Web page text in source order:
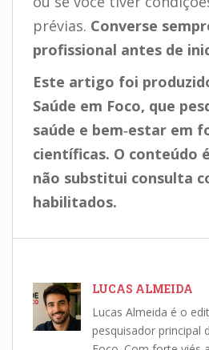
prévias. Converse
profissional antes de
Este artigo foi
Saúde em Foco, que
saúde e bem‑estar em
científicas. O conteúdo
não substitui consulta
habilitados.
LUCAS ALMEIDA
Lucas Almeida é o
pesquisador principal